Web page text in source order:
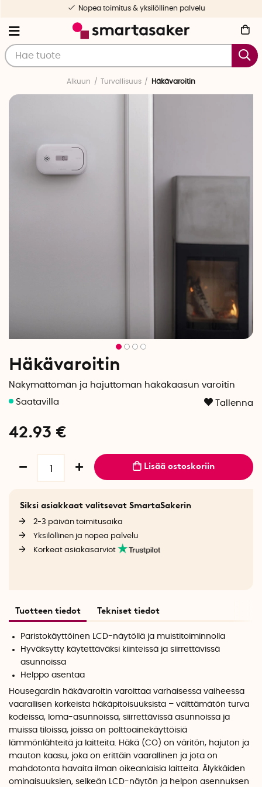
Nopea toimitus & yksilöllinen palvelu
Alkuun Turvallisuus Häkävaroitin
Häkävaroitin
Näkymättömän ja hajuttoman häkäkaasun varoitin
Tallenna
42.93 €
Lisää ostoskoriin
Siksi asiakkaat valitsevat SmartaSakerin
2-3 päivän toimitusaika
Yksilöllinen ja nopea palvelu
Korkeat asiakasarviot
Tuotteen tiedot Tekniset tiedot
Paristokäyttöinen LCD-näytöllä ja muistitoiminnolla
Hyväksytty käytettäväksi kiinteissä ja siirrettävissä
asunnoissa
Helppo asentaa
Housegardin häkävaroitin varoittaa varhaisessa vaiheessa
vaarallisen korkeista häkäpitoisuuksista – välttämätön turva
kodeissa, loma-asunnoissa, siirrettävissä asunnoissa ja
muissa tiloissa, joissa on polttoainekäyttöisiä
lämmönlähteitä ja laitteita. Häkä (CO) on väritön, hajuton ja
mauton kaasu, joka on erittäin vaarallinen ja jota on
mahdotonta havaita ilman oikeanlaisia laitteita. Älykkäiden
ominaisuuksien, selkeän LCD-näytön ja helpon asennuksen